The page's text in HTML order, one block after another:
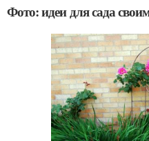
Фото: идеи для сада